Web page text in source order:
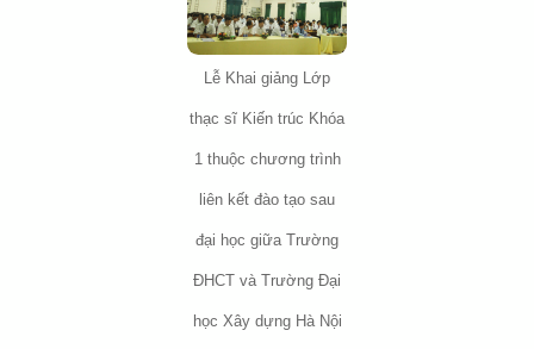
Lễ Khai giảng Lớp
thạc sĩ Kiến trúc Khóa
1 thuộc chương trình
liên kết đào tạo sau
đại học giữa Trường
ĐHCT và Trường Đại
học Xây dựng Hà Nội